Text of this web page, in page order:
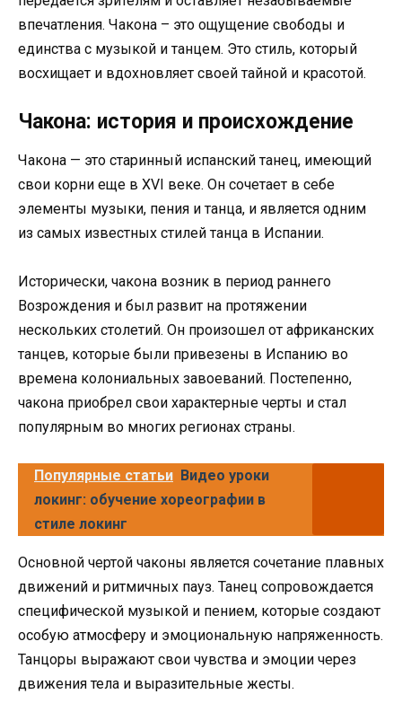
впечатления. Чакона – это ощущение свободы и
единства с музыкой и танцем. Это стиль, который
восхищает и вдохновляет своей тайной и красотой.
Чакона: история и происхождение
Чакона — это старинный испанский танец, имеющий
свои корни еще в XVI веке. Он сочетает в себе
элементы музыки, пения и танца, и является одним
из самых известных стилей танца в Испании.
Исторически, чакона возник в период раннего
Возрождения и был развит на протяжении
нескольких столетий. Он произошел от африканских
танцев, которые были привезены в Испанию во
времена колониальных завоеваний. Постепенно,
чакона приобрел свои характерные черты и стал
популярным во многих регионах страны.
Популярные статьи Видео уроки
локинг: обучение хореографии в
стиле локинг
Основной чертой чаконы является сочетание плавных
движений и ритмичных пауз. Танец сопровождается
специфической музыкой и пением, которые создают
особую атмосферу и эмоциональную напряженность.
Танцоры выражают свои чувства и эмоции через
движения тела и выразительные жесты.